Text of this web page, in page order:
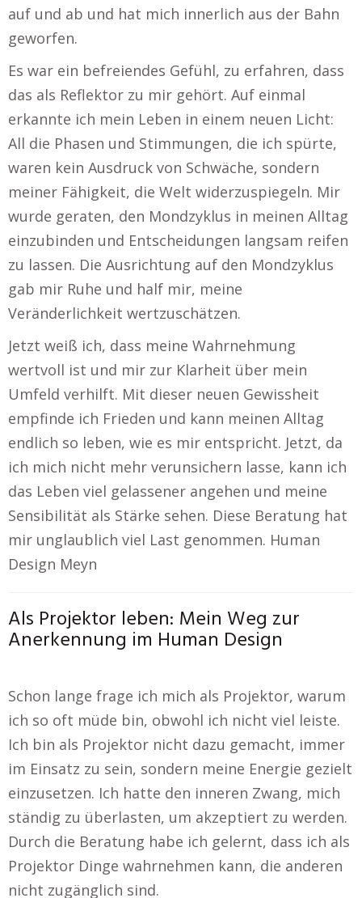
auf und ab und hat mich innerlich aus der Bahn
geworfen.
Es war ein befreiendes Gefühl, zu erfahren, dass
das als Reflektor zu mir gehört. Auf einmal
erkannte ich mein Leben in einem neuen Licht:
All die Phasen und Stimmungen, die ich spürte,
waren kein Ausdruck von Schwäche, sondern
meiner Fähigkeit, die Welt widerzuspiegeln. Mir
wurde geraten, den Mondzyklus in meinen Alltag
einzubinden und Entscheidungen langsam reifen
zu lassen. Die Ausrichtung auf den Mondzyklus
gab mir Ruhe und half mir, meine
Veränderlichkeit wertzuschätzen.
Jetzt weiß ich, dass meine Wahrnehmung
wertvoll ist und mir zur Klarheit über mein
Umfeld verhilft. Mit dieser neuen Gewissheit
empfinde ich Frieden und kann meinen Alltag
endlich so leben, wie es mir entspricht. Jetzt, da
ich mich nicht mehr verunsichern lasse, kann ich
das Leben viel gelassener angehen und meine
Sensibilität als Stärke sehen. Diese Beratung hat
mir unglaublich viel Last genommen. Human
Design Meyn
Als Projektor leben: Mein Weg zur
Anerkennung im Human Design
Schon lange frage ich mich als Projektor, warum
ich so oft müde bin, obwohl ich nicht viel leiste.
Ich bin als Projektor nicht dazu gemacht, immer
im Einsatz zu sein, sondern meine Energie gezielt
einzusetzen. Ich hatte den inneren Zwang, mich
ständig zu überlasten, um akzeptiert zu werden.
Durch die Beratung habe ich gelernt, dass ich als
Projektor Dinge wahrnehmen kann, die anderen
nicht zugänglich sind.